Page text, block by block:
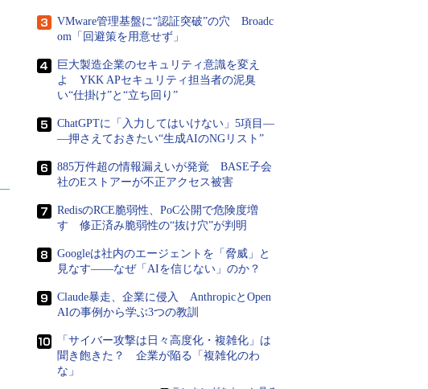
VMware管理基盤に“認証突破”の穴 Broadc
om「回避策を用意せず」
巨大製造企業のセキュリティ意識を変え
よ YKK APセキュリティ担当者の泥臭
い“仕掛け”と“立ち回り”
ChatGPTに「入力してはいけない」5項目―
―押さえておきたい“生成AIのNGリスト”
885万件超の情報漏えいが発覚 BASE子会
社のEストアーが不正アクセス被害
RedisのRCE脆弱性、PoC公開で危険度増
す 修正済み脆弱性の“抜け穴”が判明
Googleは社内のエージェントを「脅威」と
見なす――なぜ「AIを信じない」のか？
Claude暴走、企業に侵入 AnthropicとOpen
AIの事例から学ぶ3つの教訓
「サイバー攻撃は日々高度化・複雑化」は
聞き飽きた？ 企業が陥る「複雑化のわ
な」